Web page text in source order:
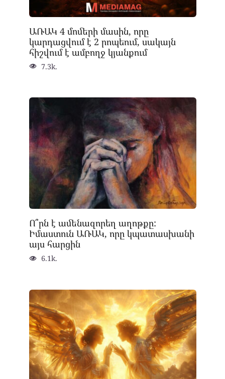
ԱՌԱԿ 4 մոմերի մասին, որը
կարդացվում է 2 րոպեում, սակայն
հիշվում է ամբողջ կյանքում
7.3k.
Ո՞րն է ամենազորեղ աղոթքը:
Իմաստուն ԱՌԱԿ, որը կպատասխանի
այս հարցին
6.1k.